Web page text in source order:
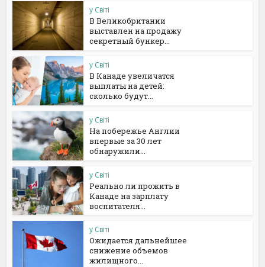
у Світі
В Великобритании
выставлен на продажу
секретный бункер...
у Світі
В Канаде увеличатся
выплаты на детей:
сколько будут...
у Світі
На побережье Англии
впервые за 30 лет
обнаружили...
у Світі
Реально ли прожить в
Канаде на зарплату
воспитателя...
у Світі
Ожидается дальнейшее
снижение объемов
жилищного...